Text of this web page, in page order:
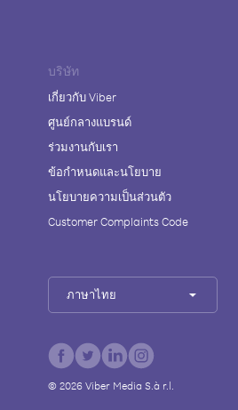
บริษัท
เกี่ยวกับ Viber
ศูนย์กลางแบรนด์
ร่วมงานกับเรา
ข้อกำหนดและนโยบาย
นโยบายความเป็นส่วนตัว
Customer Complaints Code
ภาษาไทย
© 2026Viber Media S.à r.l.